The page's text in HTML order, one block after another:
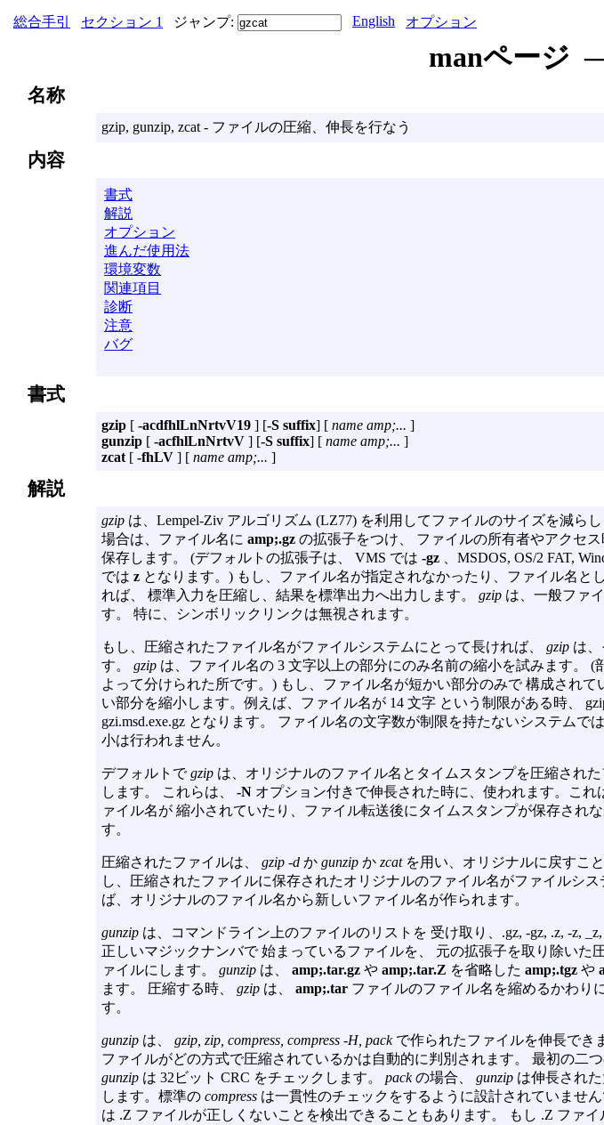
総合手引 セクション 1 ジャンプ: English オプション
manページ
名称
gzip, gunzip, zcat - ファイルの圧縮、伸長を行なう
内容
書式
解説
オプション
進んだ使用法
環境変数
関連項目
診断
注意
バグ
書式
gzip [ -acdfhlLnNrtvV19 ] [-S suffix] [ name amp;... ]
gunzip [ -acfhlLnNrtvV ] [-S suffix] [ name amp;... ]
zcat [ -fhLV ] [ name amp;... ]
解説
gzip は、Lempel-Ziv アルゴリズム (LZ77) を利用してファイルのサイズを減ら
場合は、ファイル名に amp;.gz の拡張子をつけ、 ファイルの所有者やアクセ
保存します。 (デフォルトの拡張子は、 VMS では -gz 、MSDOS, OS/2 FAT,
では z となります。) もし、ファイル名が指定されなかったり、ファイル名と
れば、 標準入力を圧縮し、結果を標準出力へ出力します。 gzip は、一般ファ
す。 特に、シンボリックリンクは無視されます。
もし、圧縮されたファイル名がファイルシステムにとって長ければ、 gzip は
す。 gzip は、ファイル名の 3 文字以上の部分にのみ名前の縮小を試みます。 (
よって分けられた所です。) もし、ファイル名が短かい部分のみで 構成されて
い部分を縮小します。例えば、ファイル名が 14 文字 という制限がある時、
gzi.msd.exe.gz となります。 ファイル名の文字数が制限を持たないシステムで
小は行われません。
デフォルトでgzip は、オリジナルのファイル名とタイムスタンプを圧縮され
します。 これらは、 -N オプション付きで伸長された時に、使われます。これ
ァイル名が 縮小されていたり、ファイル転送後にタイムスタンプが保存され
す。
圧縮されたファイルは、 gzip -d か gunzip か zcatを用い、オリジナルに戻すこ
し、圧縮されたファイルに保存されたオリジナルのファイル名がファイルシ
ば、オリジナルのファイル名から新しいファイル名が作られます。
gunzip は、コマンドライン上のファイルのリストを 受け取り、.gz, -gz, .z, -z, _z,
正しいマジックナンバで 始まっているファイルを、 元の拡張子を取り除いた
ァイルにします。 gunzip は、 amp;.tar.gz や amp;.tar.Z を省略した amp;.tgz や
ます。 圧縮する時、 gzip は、 amp;.tar ファイルのファイル名を縮めるかわり
す。
gunzip は、 gzip, zip, compress, compress -H, packで作られたファイルを伸長でき
ファイルがどの方式で圧縮されているかは自動的に判別されます。 最初の二つ
gunzip は 32ビット CRC をチェックします。 packの場合、 gunzip は伸長され
します。標準の compress は一貫性のチェックをするように設計されていません
は .Z ファイルが正しくないことを検出できることもあります。 もし .Z ファイ